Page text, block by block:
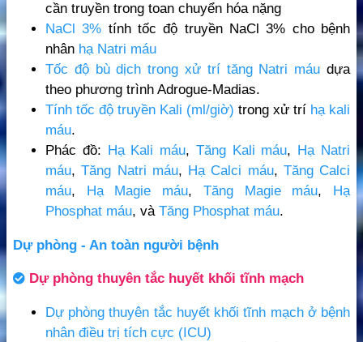
cần truyền trong toan chuyển hóa nặng
NaCl 3% tính tốc độ truyền NaCl 3% cho bệnh
nhân hạ Natri máu
Tốc độ bù dịch trong xử trí tăng Natri máu dựa
theo phương trình Adrogue-Madias.
Tính tốc độ truyền Kali (ml/giờ) trong xử trí hạ kali
máu.
Phác đồ: Hạ Kali máu, Tăng Kali máu, Hạ Natri
máu,Tăng Natri máu, Hạ Calci máu, Tăng Calci
máu, Hạ Magie máu, Tăng Magie máu, Hạ
Phosphat máu, và Tăng Phosphat máu.
Dự phòng - An toàn người bệnh
Dự phòng thuyên tắc huyết khối tĩnh mạch
Dự phòng thuyên tắc huyết khối tĩnh mạch ở bệnh
nhân điều trị tích cực (ICU)